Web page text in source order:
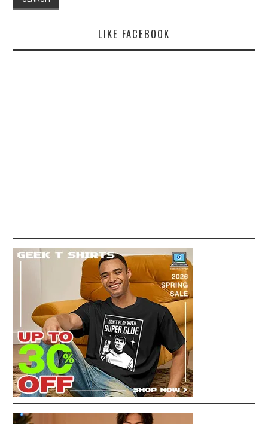
LIKE FACEBOOK